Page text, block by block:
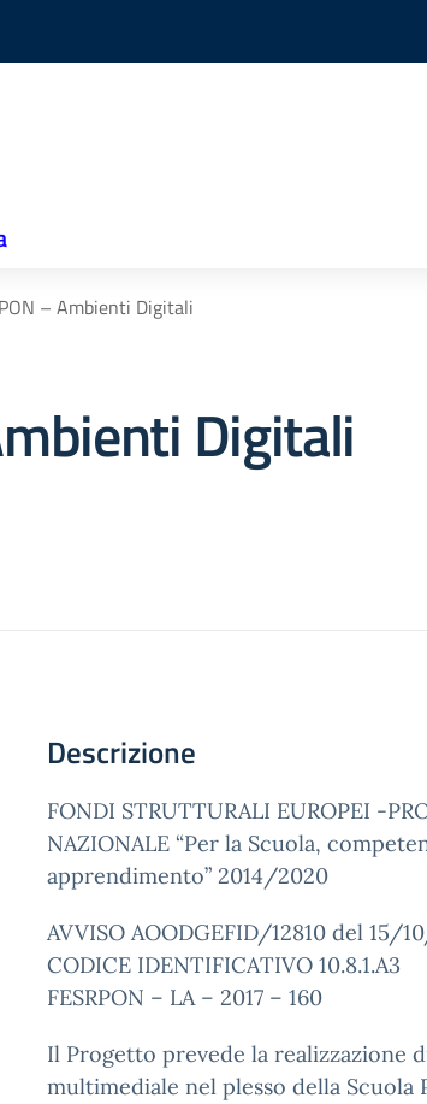
PON – Ambienti Digitali
Digitali
Descrizione
FONDI STRUTTURALI EUROPEI -
NAZIONALE “Per la Scuola,
apprendimento” 2014/2020
AVVISO AOODGEFID/12810 del 15/
CODICE IDENTIFICATIVO 10.8.1.A3
FESRPON – LA – 2017 – 160
Il Progetto prevede la realizzazione
multimediale nel plesso della Scuola